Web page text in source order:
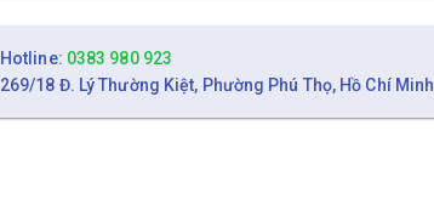
Hotline: 0383 980 923
269/18 Đ. Lý Thường Kiệt, Phường Phú Thọ, Hồ Chí Minh